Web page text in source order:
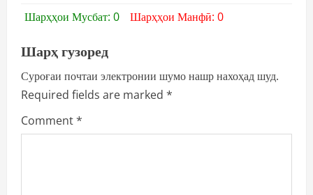
Шарҳҳои Мусбат: 0 Шарҳҳои Манфӣ: 0
Шарҳ гузоред
Суроғаи почтаи электронии шумо нашр нахоҳад шуд.
Required fields are marked *
Comment*